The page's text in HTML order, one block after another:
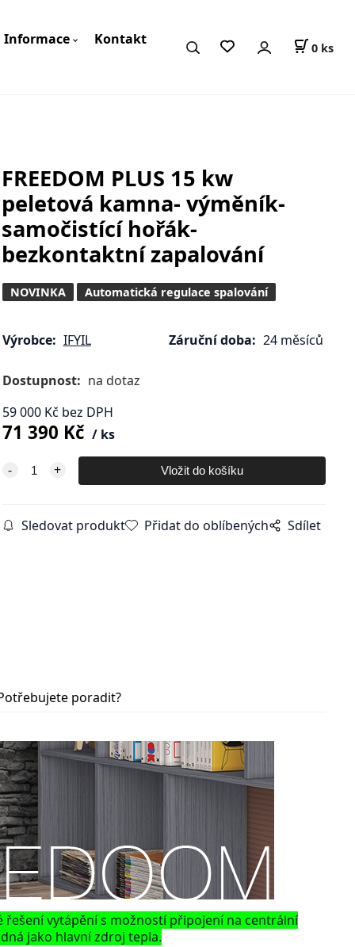
Informace Kontakt 0 ks
FREEDOM PLUS 15 kw
peletová kamna- výměník-
samočistící hořák-
bezkontaktní zapalování
NOVINKA Automatická regulace spalování
Výrobce: IFYIL Záruční doba: 24 měsíců
Dostupnost: na dotaz
59 000Kč bez DPH
71 390 Kč ks
Sledovat produkt Přidat do oblíbených Sdílet
poradit?
vytápění s možností připojení na centrální
jako hlavní zdroj tepla.